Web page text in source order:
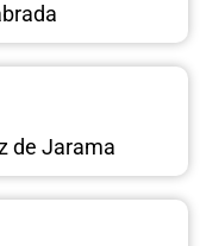
de Jarama